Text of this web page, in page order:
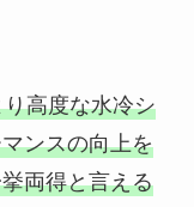
高度な水冷シ
ンスの向上を
両得と言える